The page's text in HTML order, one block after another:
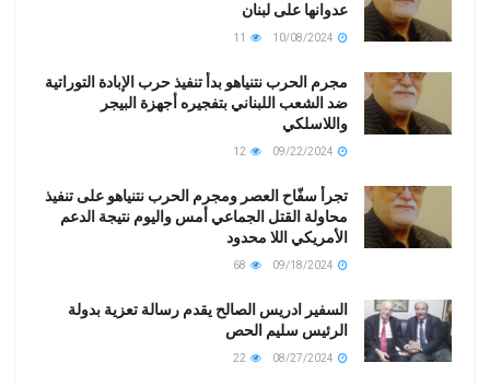
عدوانها على لبنان
مجرم الحرب نتنياهو بدأ تنفيذ حرب الإبادة التوراتية
ضد الشعب اللبناني بتفجيره أجهزة البيجر
واللاسلكي
تجرأ سفّاح العصر ومجرم الحرب نتنياهو على تنفيذ
محاولة القتل الجماعي أمس واليوم نتيجة الدعم
الأمريكي اللا محدود
السفير ادريس الصالح يقدم رسالة تعزية بدولة
الرئيس سليم الحص